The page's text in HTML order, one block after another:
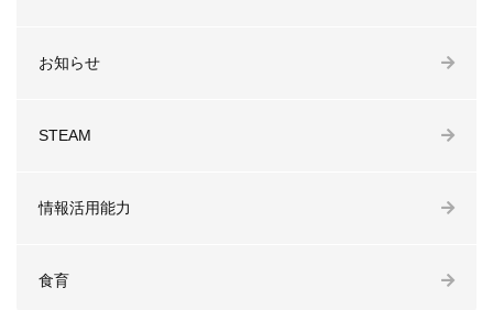
お知らせ
STEAM
情報活用能力
食育